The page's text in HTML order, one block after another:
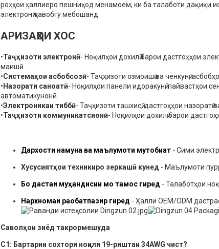
роҳҳои ҳаллиеро пешниҳод менамоем, ки ба талаботи дақиқи
электронӣ ҷавобгӯ мебошанд.
АРИЗАҲОИ ХОС
•Таҷҳизоти электронӣ- Ноқилҳои дохилӣ барои дастгоҳҳои
маишӣ
•Системаҳои асбобсозӣ- Таҷҳизоти озмоишӣ ва ченкунӣ,
• Назорати саноатӣ- Ноқилҳои панели идоракунӣ, пайвастҳои
автоматикунонӣ
•Электроникаи тиббӣ- Таҷҳизоти ташхисӣ, дастгоҳҳои назоратӣ
•Таҷҳизоти коммуникатсионӣ- Ноқилҳои дохилӣ барои
Дархости намуна ва маълумоти мутобиқат - Сими
Хусусиятҳои техникиро зеркашӣ кунед - Маълумоти
Бо дастаи муҳандисии мо тамос гиред - Талаботҳои
Нархномаи рақобатпазир гиред - Ҳалли OEM/ODM
Саволҳои зиёд такрормешуда
С1: Бартарии сохтори ноқили 19-риштаи 34AWG чист?